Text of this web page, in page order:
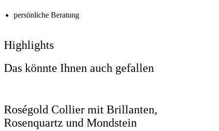
persönliche Beratung
Highlights
Das könnte Ihnen auch gefallen
Roségold Collier mit Brillanten,
Rosenquartz und Mondstein